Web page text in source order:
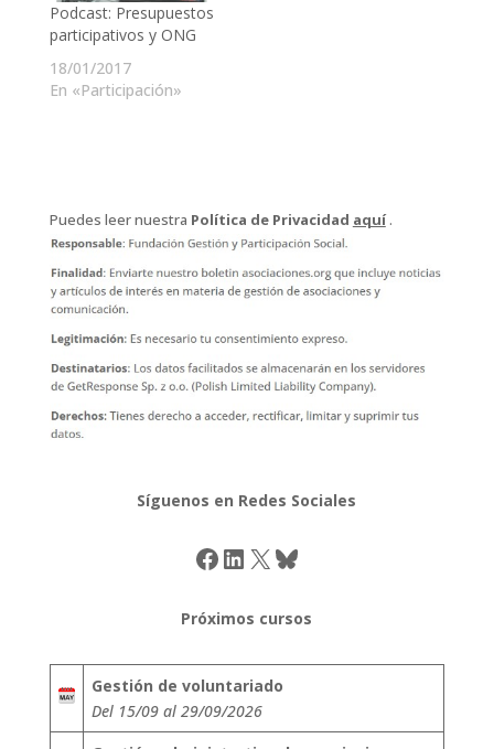
Podcast: Presupuestos
participativos y ONG
18/01/2017
En «Participación»
Puedes leer nuestra Política de Privacidad aquí .
Síguenos en Redes Sociales
Facebook
LinkedIn
X Bluesky
Próximos cursos
Gestión de voluntariado
Del 15/09 al 29/09/2026